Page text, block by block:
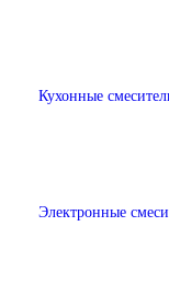
Кухонные
Электронные